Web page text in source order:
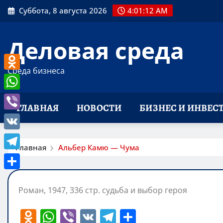
Перейти
к
Суббота, 8 августа 2026 4:01:12 AM
Деловая среда
Среда бизнеса
ГЛАВНАЯ НОВОСТИ БИЗНЕС И
Главная Альбер Камю — Чума
Роман, 1947, 336 стр. судьба и выбор героя
O W Vi V T
Odnoklassniki
WhatsApp
Viber
VK
Telegram
Отправить